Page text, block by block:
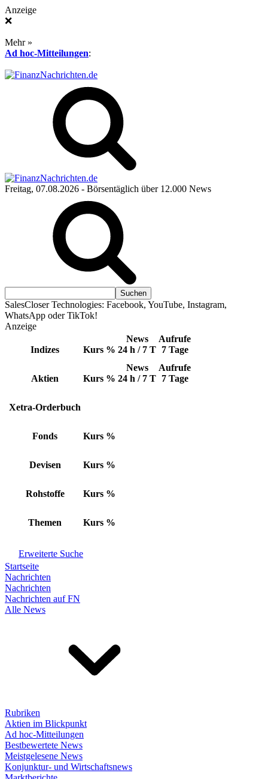
Anzeige
❌
Mehr »
Ad hoc-Mitteilungen:
Freitag, 07.08.2026 - Börsentäglich über 12.000 News
SalesCloser Technologies: Facebook, YouTube, Instagram,
WhatsApp oder TikTok!
Anzeige
Indizes Kurs %
News
24 h / 7 T
Aufrufe
7 Tage
Aktien Kurs %
News
24 h / 7 T
Aufrufe
7 Tage
Xetra-Orderbuch
Fonds Kurs %
Devisen Kurs %
Rohstoffe Kurs %
Themen Kurs %
Erweiterte Suche
Startseite
Nachrichten
Nachrichten
Nachrichten auf FN
Alle News
Rubriken
Aktien im Blickpunkt
Ad hoc-Mitteilungen
Bestbewertete News
Meistgelesene News
Konjunktur- und Wirtschaftsnews